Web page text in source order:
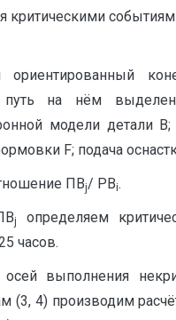
критическими
путь на нём
модели детали
F; подача
ПВj/ РВi.
j
определяем
часов.
выполнения
(3, 4) производим